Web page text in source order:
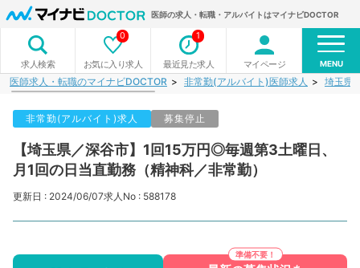
医師の求人・転職・アルバイトはマイナビDOCTOR
求人検索 お気に入り求人
0
最近見た求人
1
マイページ MENU
医師求人・転職のマイナビDOCTOR 非常勤(アルバイト)医師求人 埼玉県
非常勤(アルバイト)求人 募集停止
【埼玉県／深谷市】1回15万円◎毎週第3土曜日、
月1回の日当直勤務（精神科／非常勤）
更新日 : 2024/06/07求人No : 588178